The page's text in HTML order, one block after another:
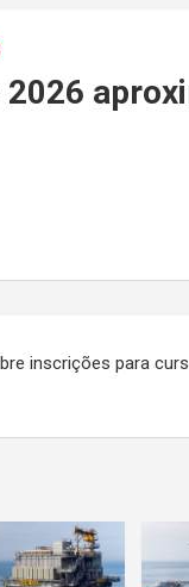
vagas
etc
inscrições para